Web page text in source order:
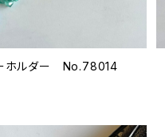
ホルダー No.78014